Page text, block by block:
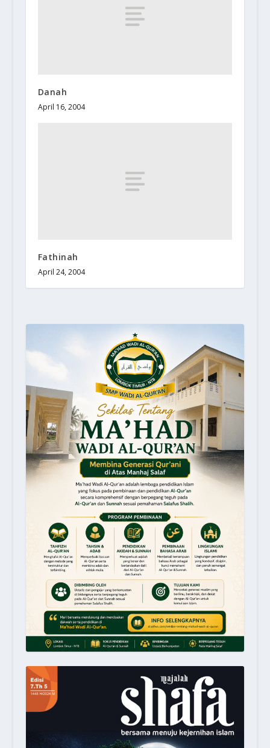
Danah
April 16, 2004
Fathinah
April 24, 2004